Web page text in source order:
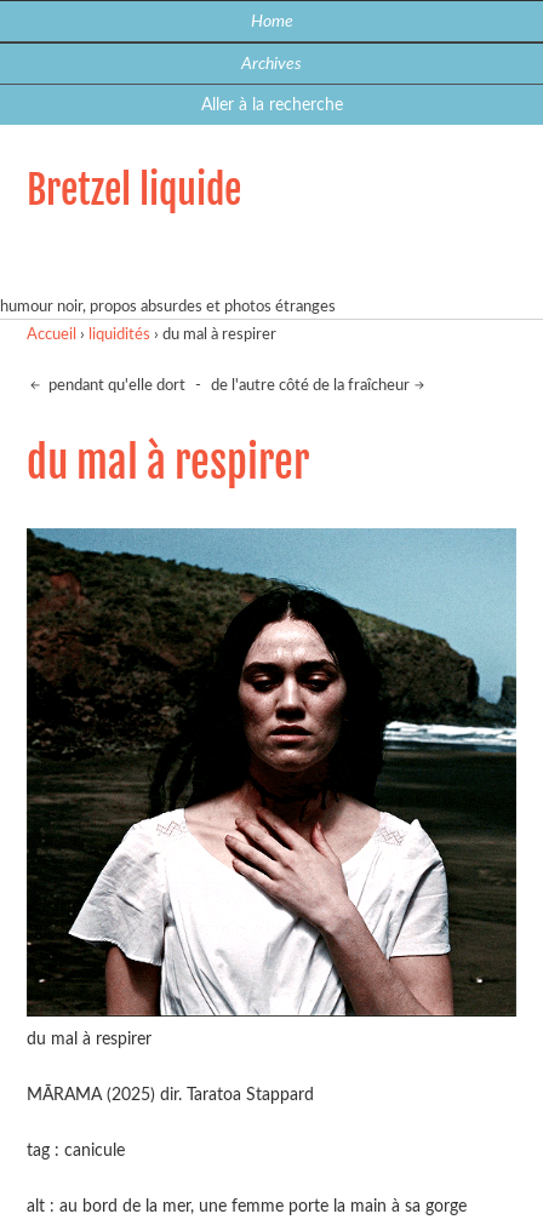
Home
Archives
Aller à la recherche
Bretzel liquide
humour noir, propos absurdes et photos étranges
Accueil › liquidités ›du mal à respirer
pendant qu'elle dort - de l'autre côté de la fraîcheur
du mal à respirer
du mal à respirer
MĀRAMA (2025) dir. Taratoa Stappard
tag : canicule
alt : au bord de la mer, une femme porte la main à sa gorge